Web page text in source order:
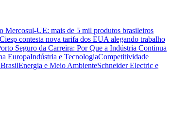
Mercosul-UE: mais de 5 mil produtos brasileiros
Ciesp contesta nova tarifa dos EUA alegando trabalho
Seguro da Carreira: Por Que a Indústria Continua
EuropaIndústria e TecnologiaCompetitividade
Energia e Meio AmbienteSchneider Electric e